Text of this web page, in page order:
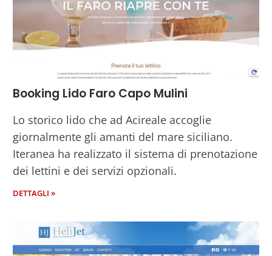
Booking Lido Faro Capo Mulini
Lo storico lido che ad Acireale accoglie
giornalmente gli amanti del mare siciliano.
Iteranea ha realizzato il sistema di prenotazione
dei lettini e dei servizi opzionali.
DETTAGLI »